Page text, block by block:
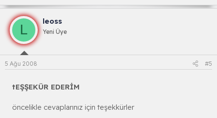
L
leoss
Yeni Üye
5 Ağu 2008 #5
tEŞŞEKÜR EDERİM
öncelikle cevaplarınız için teşekkürler